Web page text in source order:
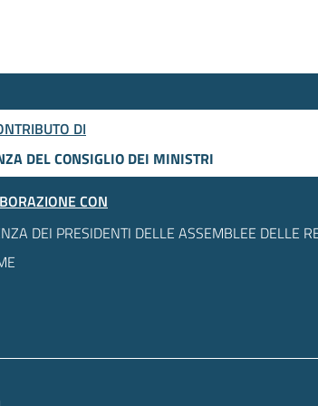
DI
DEL CONSIGLIO DEI MINISTRI
CON
DEI PRESIDENTI DELLE ASSEMBLEE DELLE